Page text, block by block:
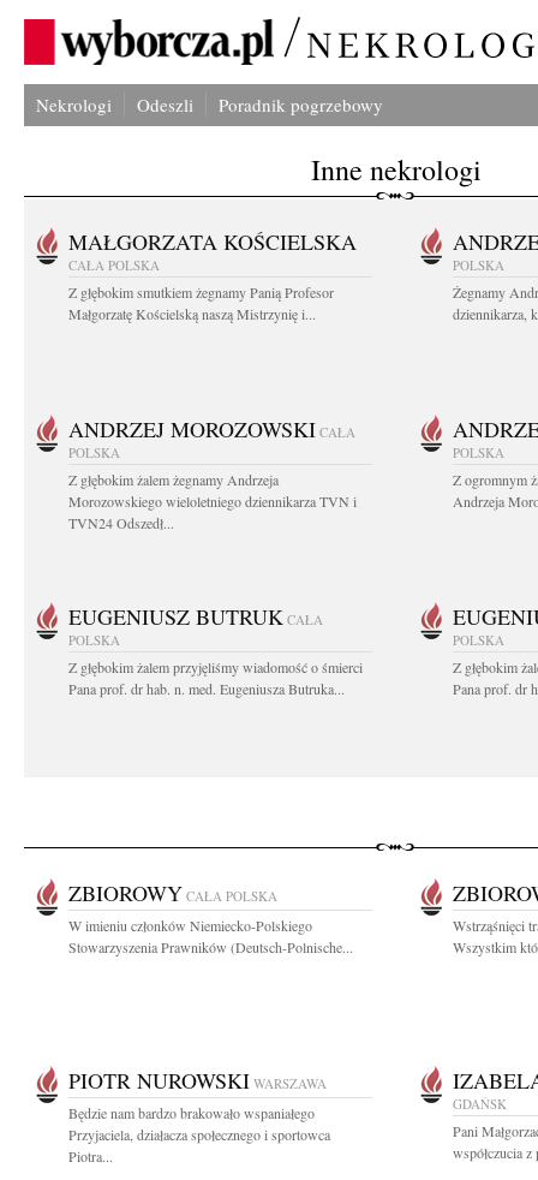
Nekrologi Odeszli Poradnik pogrzebowy
Inne nekrologi
MAŁGORZATA KOŚCIELSKA
CAŁA POLSKA
Z głębokim smutkiem żegnamy Panią Profesor
Małgorzatę Kościelską naszą Mistrzynię i...
POLSKA
Żegnamy
dziennikarza,
ANDRZEJ MOROZOWSKI CAŁA
POLSKA
Z głębokim żalem żegnamy Andrzeja
Morozowskiego wieloletniego dziennikarza TVN i
TVN24 Odszedł...
POLSKA
Z ogromnym
Andrzeja
EUGENIUSZ BUTRUK CAŁA
POLSKA
Z głębokim żalem przyjęliśmy wiadomość o śmierci
Pana prof. dr hab. n. med. Eugeniusza Butruka...
POLSKA
Z głębokim
Pana prof. dr
ZBIOROWY CAŁA POLSKA
W imieniu członków Niemiecko-Polskiego
Stowarzyszenia Prawników (Deutsch-Polnische...
Wstrząśnięci
Wszystkim
PIOTR NUROWSKI WARSZAWA
Będzie nam bardzo brakowało wspaniałego
Przyjaciela, działacza społecznego i sportowca
Piotra...
GDAŃSK
Pani
współczucia